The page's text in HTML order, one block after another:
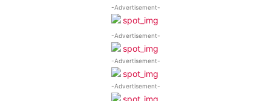
-Advertisement-
-Advertisement-
-Advertisement-
-Advertisement-